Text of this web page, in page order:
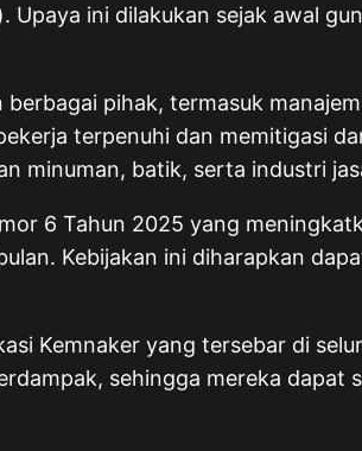
Upaya ini dilakukan sejak awal
pihak, termasuk
terpenuhi dan memitigasi
minuman, batik, serta industri
6 Tahun 2025 yang
Kebijakan ini diharapkan
Kemnaker yang tersebar di
sehingga mereka dapat